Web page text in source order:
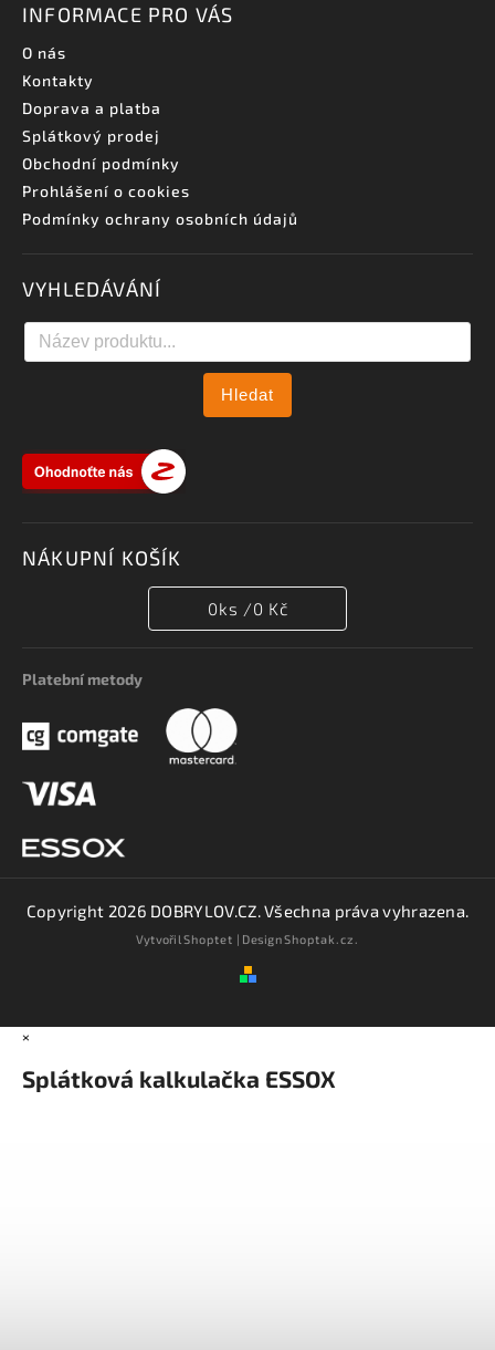
INFORMACE PRO VÁS
O nás
Kontakty
Doprava a platba
Splátkový prodej
Obchodní podmínky
Prohlášení o cookies
Podmínky ochrany osobních údajů
VYHLEDÁVÁNÍ
Hledat
NÁKUPNÍ KOŠÍK
0ks /0 Kč
Platební metody
Copyright 2026 DOBRYLOV.CZ. Všechna práva vyhrazena.
VytvořilShoptet | DesignShoptak.cz.
×
Splátková kalkulačka ESSOX